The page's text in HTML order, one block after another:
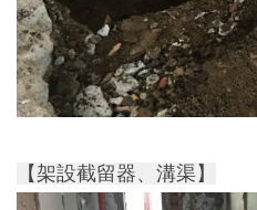
【架設截留器、溝渠】